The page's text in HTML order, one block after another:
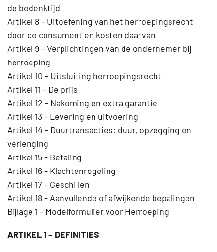
de bedenktijd
Artikel 8 – Uitoefening van het herroepingsrecht
door de consument en kosten daarvan
Artikel 9 – Verplichtingen van de ondernemer bij
herroeping
Artikel 10 – Uitsluiting herroepingsrecht
Artikel 11 – De prijs
Artikel 12 – Nakoming en extra garantie
Artikel 13 – Levering en uitvoering
Artikel 14 – Duurtransacties: duur, opzegging en
verlenging
Artikel 15 – Betaling
Artikel 16 – Klachtenregeling
Artikel 17 – Geschillen
Artikel 18 – Aanvullende of afwijkende bepalingen
Bijlage 1 – Modelformulier voor Herroeping
ARTIKEL 1 – DEFINITIES